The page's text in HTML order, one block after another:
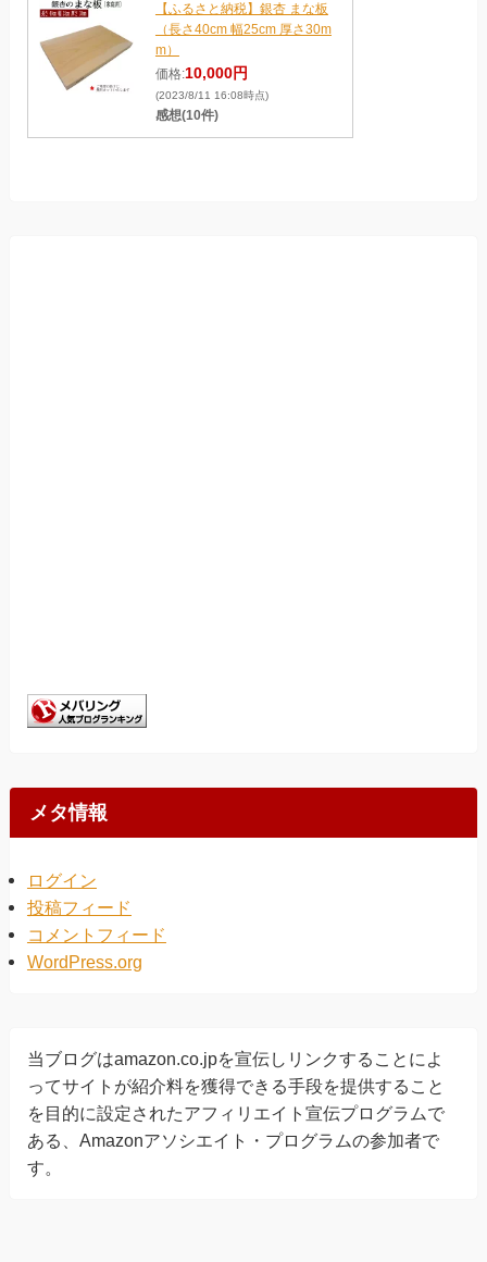
【ふるさと納税】銀杏 まな板
（長さ40cm 幅25cm 厚さ30m
m）
価格:10,000円
(2023/8/11 16:08時点)
感想(10件)
メタ情報
ログイン
投稿フィード
コメントフィード
WordPress.org
当ブログはamazon.co.jpを宣伝しリンクすることによ
ってサイトが紹介料を獲得できる手段を提供すること
を目的に設定されたアフィリエイト宣伝プログラムで
ある、Amazonアソシエイト・プログラムの参加者で
す。